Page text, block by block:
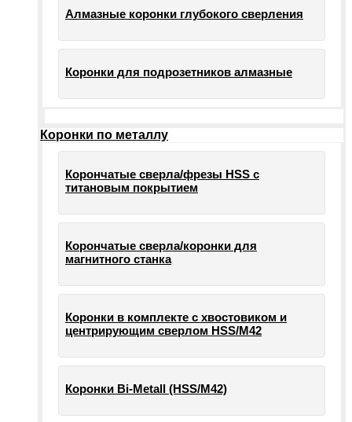
Алмазные коронки глубокого сверления
Коронки для подрозетников алмазные
Коронки по металлу
Корончатые сверла/фрезы HSS c
титановым покрытием
Корончатые сверла/коронки для
магнитного станка
Коронки в комплекте с хвостовиком и
центрирующим сверлом HSS/М42
Коронки Bi-Metall (HSS/М42)